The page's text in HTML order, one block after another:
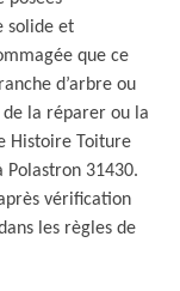
solide et
que ce
d’arbre ou
de la réparer ou la
Histoire Toiture
31430.
vérification
les règles de